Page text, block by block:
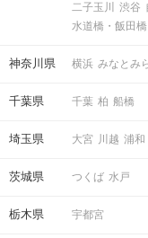
二子玉川
渋谷
水道橋・飯田橋
神奈川県 横浜 みなとみ
千葉県 千葉 柏 船橋
埼玉県 大宮 川越 浦和
茨城県 つくば 水戸
栃木県 宇都宮